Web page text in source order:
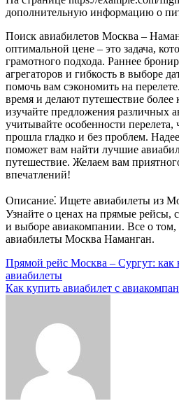
дополнительную информацию о
Поиск авиабилетов Москва –
оптимальной цене – это задача,
грамотного подхода. Раннее
агрегаторов и гибкость в выборе
помочь вам сэкономить на
время и делают путешествие
изучайте предложения различных
учитывайте особенности перелета,
прошла гладко и без проблем.
поможет вам найти лучшие
путешествие. Желаем вам
впечатлений!
Описание⁚ Ищете авиабилеты из
Узнайте о ценах на прямые рейсы,
и выборе авиакомпании. Все о
авиабилеты Москва Наманган.
Навигация
по
Прямой рейс Москва – Сургут:
авиабилеты
Как купить авиабилет с